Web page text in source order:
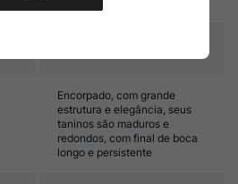
Encorpado, com grande
estrutura e elegância, seus
taninos são maduros e
redondos, com final de boca
longo e persistente